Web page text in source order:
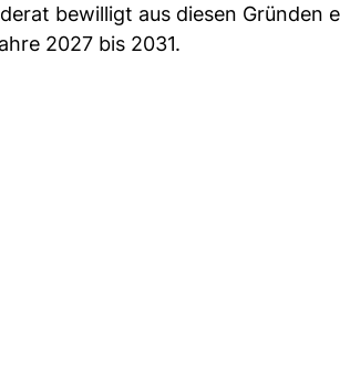
bewilligt aus diesen Gründen
2027 bis 2031.